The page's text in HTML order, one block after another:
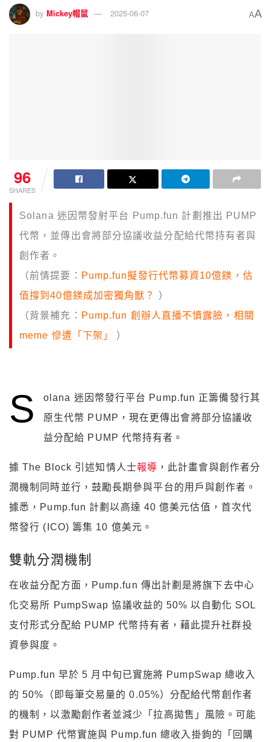
by Mickey帽鼠 2025-06-07 AA
96
SHARES
Solana 迷因幣發射平台 Pump.fun 計劃推出 PUMP
代幣，並傳出會將部分協議收益分配給代幣持有者與
創作者。
（前情提要： Pump.fun擬發行代幣募資10億鎂，估
值撐到40億鎂成加密獨角獸？
）
（背景補充： Pump.fun 創辦人直播不慎露臉，相關
meme 慘遭「下架」
）
S
olana 迷因幣發行平台 Pump.fun 正籌備發行其
原生代幣 PUMP，現在更傳出會將部分協議收
益分配給 PUMP 代幣持有者。
據 The Block 引述知情人士報導 ，此計畫會與創作者分
潤機制同時並行，鼓勵長期參與平台的用戶與創作者。
據悉，Pump.fun 計劃以高達 40 億美元估值，首次代
幣發行 (ICO) 籌集 10 億美元。
雙軌分潤機制
在收益分配方面，Pump.fun 傳出計劃是將旗下去中心
化交易所 PumpSwap 協議收益的 50% 以自動化 SOL
支付形式分配給 PUMP 代幣持有者，藉此提升社群投
資參與度。
Pump.fun 早於 5 月中旬已實施將 PumpSwap 總收入
的 50%（即每筆交易量的 0.05%）分配給代幣創作者
的機制，以激勵創作者並減少「拉高拋售」風險。可能
對 PUMP 代幣實施與 Pump.fun 總收入掛鉤的「回購